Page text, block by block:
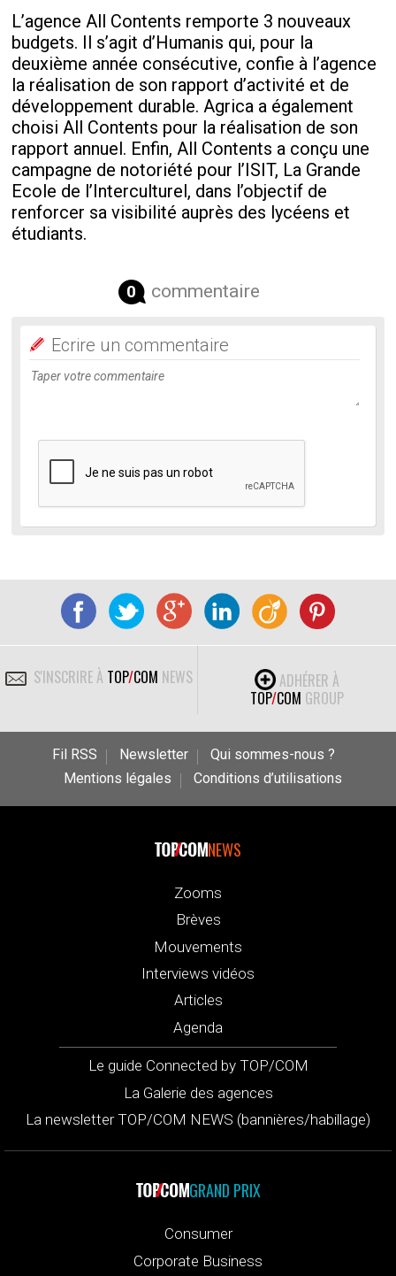
L’agence All Contents remporte 3 nouveaux
budgets. Il s’agit d’Humanis qui, pour la
deuxième année consécutive, confie à l’agence
la réalisation de son rapport d’activité et de
développement durable. Agrica a également
choisi All Contents pour la réalisation de son
rapport annuel. Enfin, All Contents a conçu une
campagne de notoriété pour l’ISIT, La Grande
Ecole de l’Interculturel, dans l’objectif de
renforcer sa visibilité auprès des lycéens et
étudiants.
0 commentaire
Ecrire un commentaire
S'INSCRIRE À TOP/COM NEWS
ADHÉRER À
TOP/COM GROUP
Fil RSS Newsletter
Qui sommes-nous ?
Mentions légales
Conditions d’utilisations
NEWS
Zooms
Brèves
Mouvements
Interviews vidéos
Articles
Agenda
Le guide Connected by TOP/COM
La Galerie des agences
La newsletter TOP/COM NEWS (bannières/habillage)
GRAND PRIX
Consumer
Corporate Business